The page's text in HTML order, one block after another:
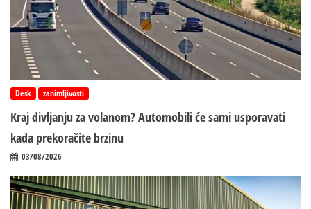
Desk zanimljivosti
Kraj divljanju za volanom? Automobili će sami usporavati
kada prekoračite brzinu
03/08/2026